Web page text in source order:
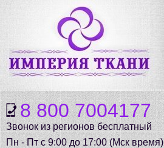
8 800 7004177
Звонок из регионов бесплатный
Пн - Пт с 9:00 до 17:00 (Мск время)